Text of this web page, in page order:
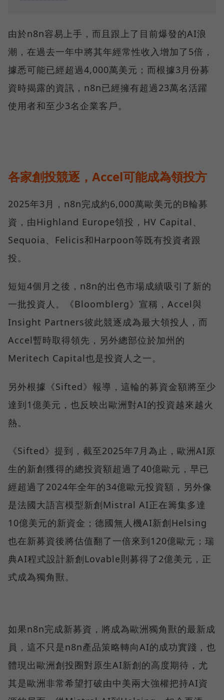
由於n8n容易上手，而且跟上了目前爆發的AI浪
潮，在過去一年中將其年經常性收入增加了5倍，
據悉可能已經超過4,000萬美元；而根據3月份募
資時揭露的資訊，n8n已經擁有超過23萬名活躍
使用者和至少3名企業客戶。
各家創投競逐，Accel可能成為領投方
2025年3月，n8n完成約6,000萬歐美元的B輪募
資，由Highland Europe領投，HV Capital、
Sequoia、Felicis和Harpoon等既有投資者跟
投。
短短4個月之後，n8n的出色市場成績吸引了新的
一批投資人。《Bloomblerg》宣稱，Accel與
Insight Partners彼此競逐成為最大領投人，而
Accel暫時取得領先，另外總部位於加州的
Meritech Capital也是投資人之一。
另外根據《Sifted》報導，這輪的募資金額將至少
達到1億美元，也反映出歐洲對AI的投資越來越火
熱。
《Sifted》提到，截至2025年7月為止，歐洲AI原
生的新創獲得的總投資額超過了40億歐元，早已
經超過了2024年全年的34億歐元投資額，另外像
是法國大語言模型新創Mistral AI正在籌集多達
10億美元的新資金；德國無人機AI新創Helsing
也在新募資後將估值翻了一倍來到120億歐元；瑞
典AI程式設計新創Lovable則募得了2億美元，正
式成為獨角獸。
如果n8n完成新募資，將成為歐洲獨角獸的最新成
員，這不只是n8n產品策略轉向AI的成功實踐，也
體現出歐洲創投圈對原生AI新創的高度期待，尤
其是歐洲非常希望打破由中美兩大強權把持AI資